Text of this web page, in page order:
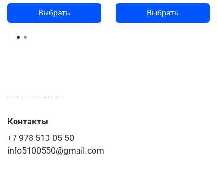
Выбрать Выбрать
Контакты
+7 978 510-05-50
info5100550@gmail.com